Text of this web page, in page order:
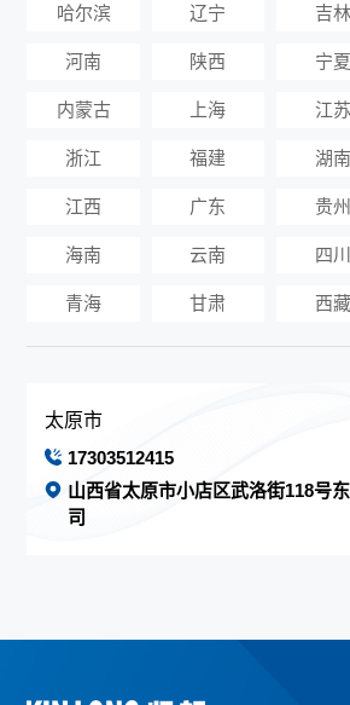
哈尔滨 辽宁 吉林
河南 陕西 宁夏
内蒙古 上海 江苏
浙江 福建 湖南
江西 广东 贵州
海南 云南 四川
青海 甘肃 西藏
太原市
17303512415
山西省太原市小店区武洛街118号
司